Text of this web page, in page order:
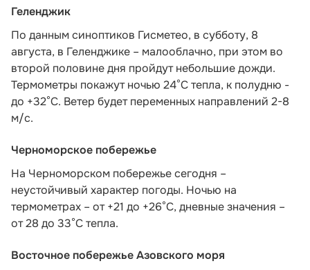
Геленджик
По данным синоптиков Гисметео, в субботу, 8
августа, в Геленджике – малооблачно, при этом во
второй половине дня пройдут небольшие дожди.
Термометры покажут ночью 24°C тепла, к полудню -
до +32°C. Ветер будет переменных направлений 2-8
м/с.
Черноморское побережье
На Черноморском побережье сегодня –
неустойчивый характер погоды. Ночью на
термометрах – от +21 до +26°С, дневные значения –
от 28 до 33°С тепла.
Восточное побережье Азовского моря